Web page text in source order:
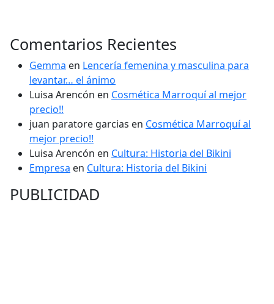
Comentarios Recientes
Gemma en Lencería femenina y masculina para
levantar… el ánimo
Luisa Arencón en Cosmética Marroquí al mejor
precio!!
juan paratore garcias en Cosmética Marroquí al
mejor precio!!
Luisa Arencón en Cultura: Historia del Bikini
Empresa en Cultura: Historia del Bikini
PUBLICIDAD